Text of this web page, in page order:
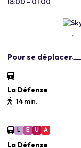
Pour se déplacer
La Défense
14 min.
L E U A
La Défense